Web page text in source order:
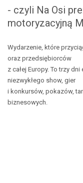
- czyli Na Osi
motoryzacyjną
Wydarzenie, które
oraz przedsiębiorców
z całej Europy. To trzy
niezwykłego show, gier
i konkursów, pokazów,
biznesowych.